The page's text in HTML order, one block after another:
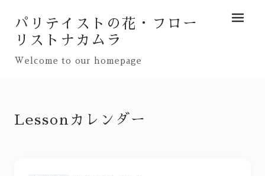
パリテイストの花・フロー
リストナカムラ
Welcome to our homepage
メニュ
Lessonカレンダー